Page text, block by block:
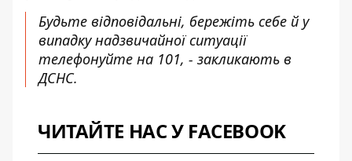
Будьте відповідальні, бережіть себе й у
випадку надзвичайної ситуації
телефонуйте на 101, - закликають в
ДСНС.
ЧИТАЙТЕ НАС У FACEBOOK